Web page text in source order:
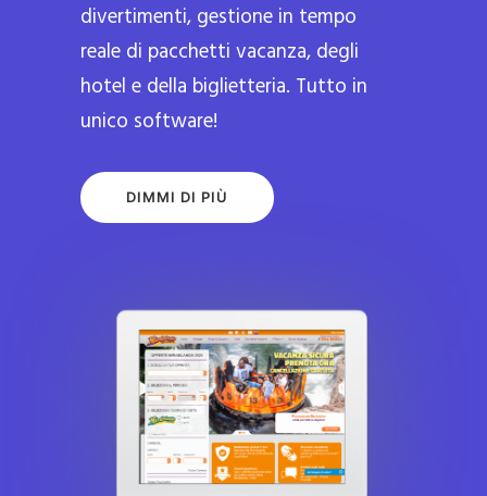
divertimenti, gestione in tempo
reale di pacchetti vacanza, degli
hotel e della biglietteria. Tutto in
unico software!
DIMMI DI PIÙ